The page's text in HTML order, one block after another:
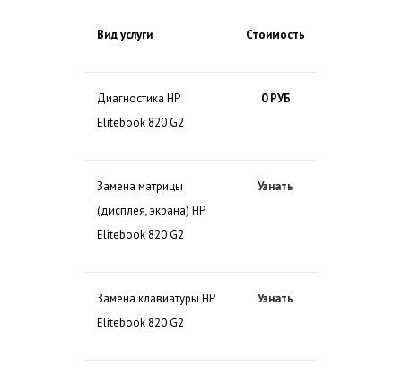
Вид услуги Стоимость
Диагностика HP
Elitebook 820 G2
0 РУБ
Замена матрицы
(дисплея, экрана) HP
Elitebook 820 G2
Узнать
Замена клавиатуры HP
Elitebook 820 G2
Узнать